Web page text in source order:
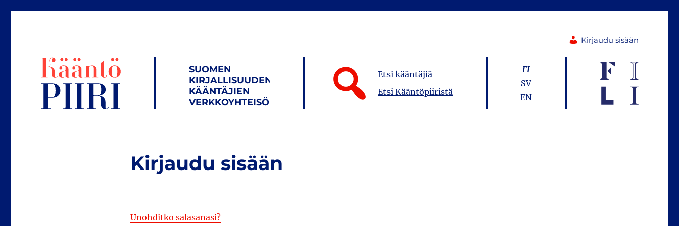
Kirjaudu sisään
SUOMEN
KIRJALLISUUDEN
KÄÄNTÄJIEN
VERKKOYHTEISÖ
Etsi kääntäjiä
Etsi Kääntöpiiristä
FI
SV
EN
Kirjaudu sisään
Unohditko salasanasi?